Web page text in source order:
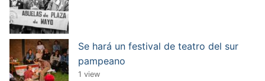
Se hará un festival de teatro del sur
pampeano
1 view